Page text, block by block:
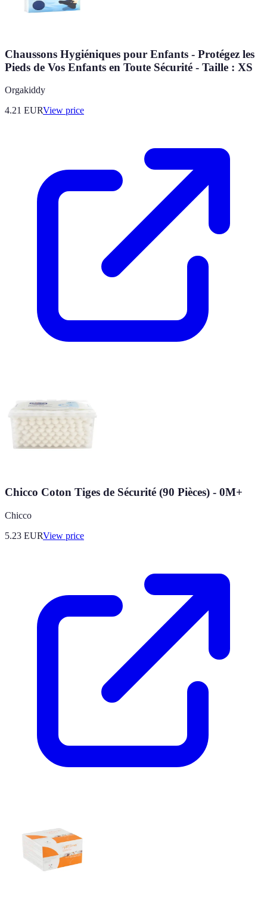
Chaussons Hygiéniques pour Enfants - Protégez les
Pieds de Vos Enfants en Toute Sécurité - Taille : XS
Orgakiddy
4.21 EURView price
Chicco Coton Tiges de Sécurité (90 Pièces) - 0M+
Chicco
5.23 EURView price